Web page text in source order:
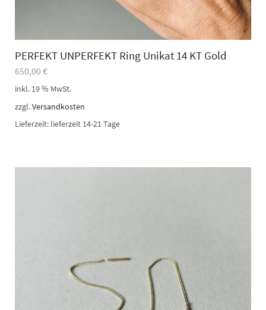
PERFEKT UNPERFEKT Ring Unikat 14 KT Gold
650,00 €
inkl. 19 % MwSt.
zzgl.Versandkosten
Lieferzeit: lieferzeit 14-21 Tage